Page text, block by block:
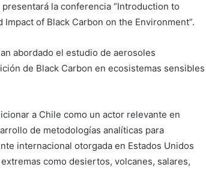
la conferencia “Introduction to
of Black Carbon on the Environment”.
abordado el estudio de aerosoles
de Black Carbon en ecosistemas sensibles
a Chile como un actor relevante en
de metodologías analíticas para
internacional otorgada en Estados Unidos
como desiertos, volcanes, salares,